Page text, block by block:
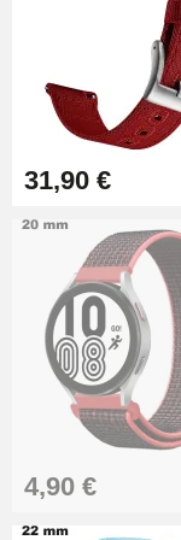
31,90 €
4,90 €